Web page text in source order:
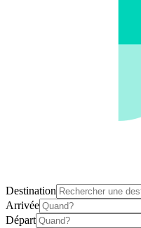
Destination
Arrivée
Départ